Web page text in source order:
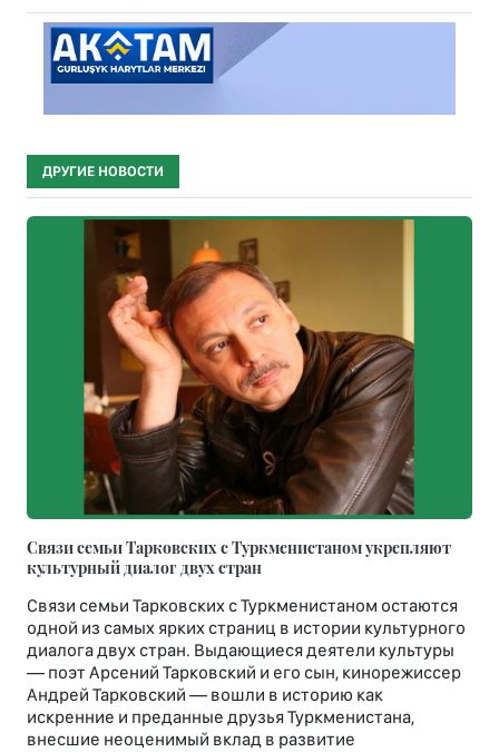
ДРУГИЕ НОВОСТИ
Связи семьи Тарковских с Туркменистаном укрепляют
культурный диалог двух стран
Связи семьи Тарковских с Туркменистаном остаются
одной из самых ярких страниц в истории культурного
диалога двух стран. Выдающиеся деятели культуры
— поэт Арсений Тарковский и его сын, кинорежиссер
Андрей Тарковский — вошли в историю как
искренние и преданные друзья Туркменистана,
внесшие неоценимый вклад в развитие